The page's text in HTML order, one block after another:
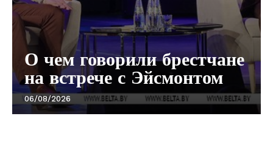
ПОДПИСАТЬСЯ
О чем говорили брестчане
на встрече с Эйсмонтом
06/08/2026